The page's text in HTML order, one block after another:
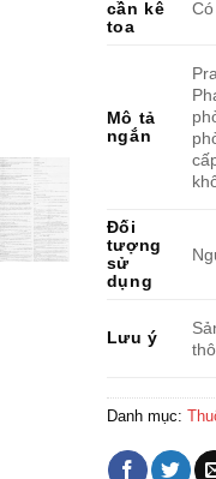
cần kê
toa
Có
Mô tả
ngắn
Đối
tượng
sử
dụng
Lưu ý
Danh mục: